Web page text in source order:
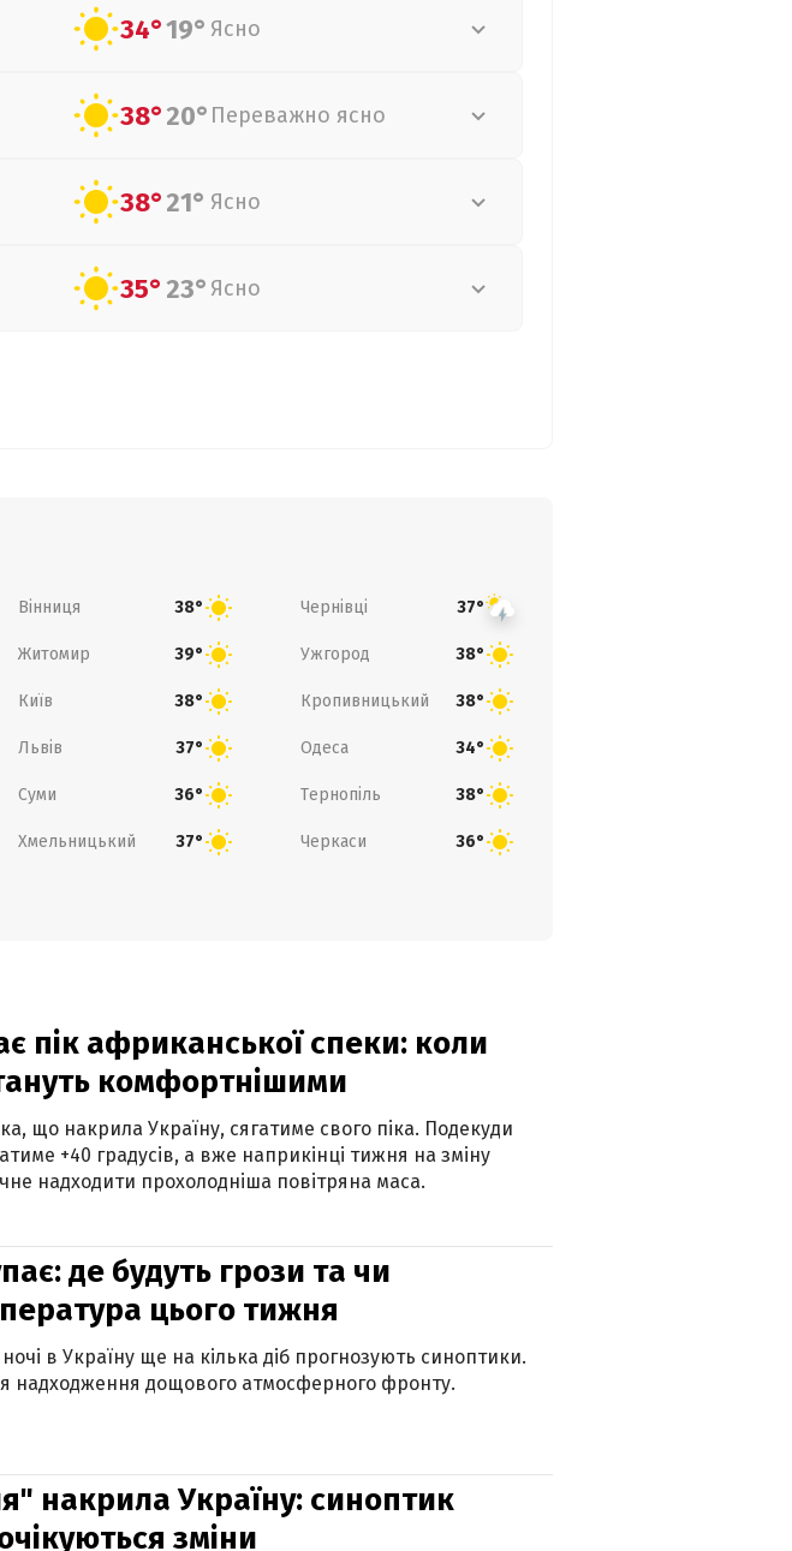
34°19° Ясно
38°20° Переважно ясно
38°21° Ясно
35°23° Ясно
Вінниця 38° Чернівці 37°
Житомир 39° Ужгород 38°
Київ 38° Кропивницький 38°
Львів 37° Одеса 34°
Суми 36° Тернопіль 38°
Хмельницький 37° Черкаси 36°
пік африканської спеки: коли
комфортнішими
що накрила Україну, сягатиме свого піка. Подекуди
+40 градусів, а вже наприкінці тижня на зміну
надходити прохолодніша повітряна маса.
де будуть грози та чи
цього тижня
в Україну ще на кілька діб прогнозують синоптики.
надходження дощового атмосферного фронту.
накрила Україну: синоптик
зміни